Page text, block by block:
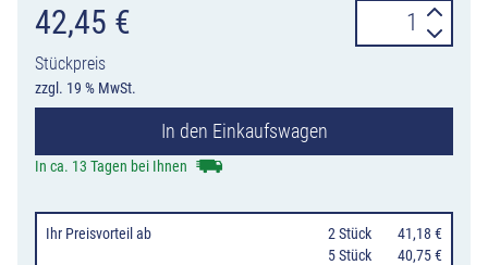
42,45 €
Stückpreis
zzgl. 19 % MwSt.
Parkplatzschild
ohne
zum
In den Einkaufswagen
In ca. 13 Tagen bei Ihnen
Ihr Preisvorteil ab 2 Stück
41,18 €
5 Stück
40,75 €